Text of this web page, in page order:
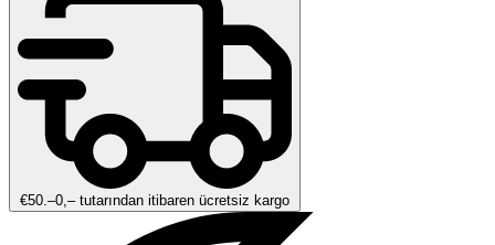
€50.–0,– tutarından itibaren ücretsiz kargo